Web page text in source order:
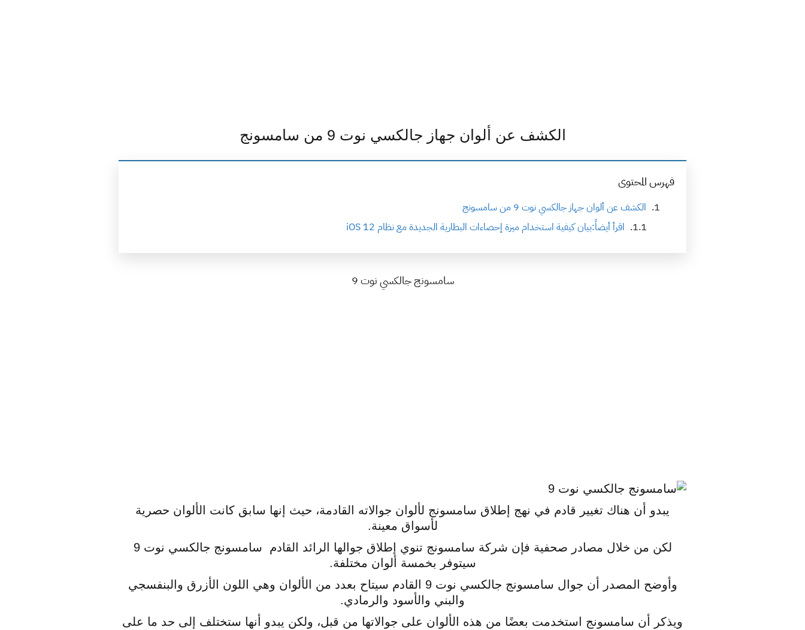
الكشف عن ألوان جهاز جالكسي نوت 9 من سامسونج
فهرس المحتوى
الكشف عن ألوان جهاز جالكسي نوت 9 من سامسونج
اقرأ أيضاً:بيان كيفية استخدام ميزة إحصاءات البطارية الجديدة مع نظام iOS 12
سامسونج جالكسي نوت 9
يبدو أن هناك تغيير قادم في نهج إطلاق سامسونج لألوان جوالاته القادمة، حيث إنها سابق كانت الألوان حصرية
لأسواق معينة.
لكن من خلال مصادر صحفية فإن شركة سامسونج تنوي إطلاق جوالها الرائد القادم سامسونج جالكسي نوت 9
سيتوفر بخمسة ألوان مختلفة.
وأوضح المصدر أن جوال سامسونج جالكسي نوت 9 القادم سيتاح بعدد من الألوان وهي اللون الأزرق والبنفسجي
والبني والأسود والرمادي.
ويذكر أن سامسونج استخدمت بعضًا من هذه الألوان على جوالاتها من قبل، ولكن يبدو أنها ستختلف إلى حد ما على